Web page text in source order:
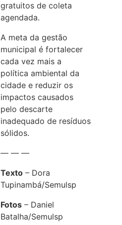
gratuitos de coleta
agendada.
A meta da gestão
municipal é fortalecer
cada vez mais a
política ambiental da
cidade e reduzir os
impactos causados
pelo descarte
inadequado de resíduos
sólidos.
— — —
Texto– Dora
Tupinambá/Semulsp
Fotos– Daniel
Batalha/Semulsp